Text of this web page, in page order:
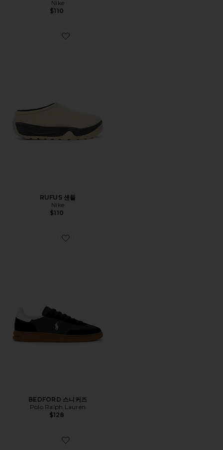
Nike
$110
Favorite RUFUS 샌들
RUFUS 샌들
Nike
$110
Favorite BEDFORD 스니커즈
BEDFORD 스니커즈
Polo Ralph Lauren
$128
Favorite DUNK 스니커즈